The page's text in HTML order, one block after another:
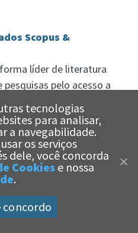
Scopus &
líder de literatura
pelo acesso a
Olá!Estamos aqui
para te ajudar!
-Política de Privacidade
Cookies
tecnologias
para analisar,
a navegabilidade.
os serviços
dele, você concorda
Cookiese nossa
.
concordo